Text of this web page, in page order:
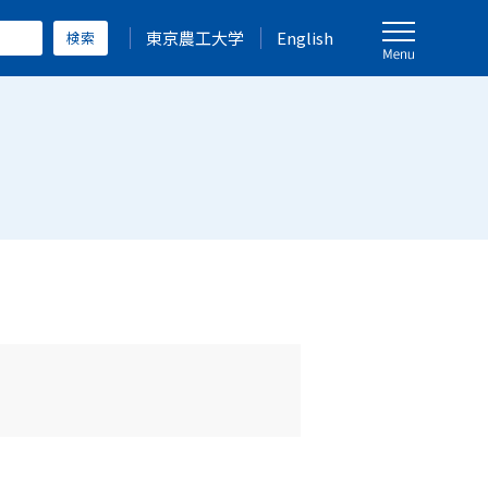
東京農工大学 English